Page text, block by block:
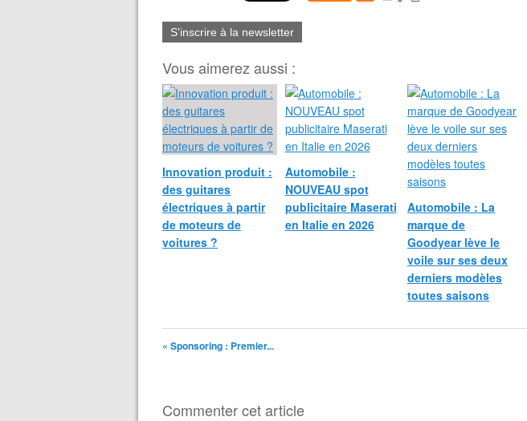
S'inscrire à la newsletter
Vous aimerez aussi :
Innovation produit :
des guitares
électriques à partir
de moteurs de
voitures ?
Automobile :
NOUVEAU spot
publicitaire Maserati
en Italie en 2026
Automobile : La
marque de
Goodyear lève le
voile sur ses deux
derniers modèles
toutes saisons
« Sponsoring : Premier...
Commenter cet article